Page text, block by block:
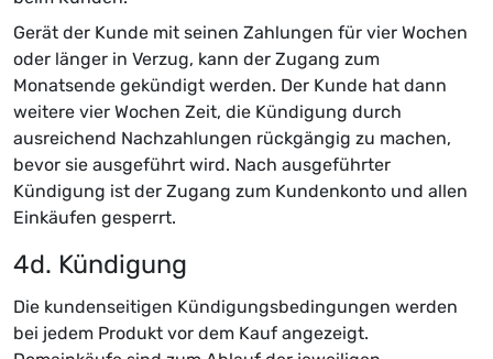
Gerät der Kunde mit seinen Zahlungen für vier Wochen
oder länger in Verzug, kann der Zugang zum
Monatsende gekündigt werden. Der Kunde hat dann
weitere vier Wochen Zeit, die Kündigung durch
ausreichend Nachzahlungen rückgängig zu machen,
bevor sie ausgeführt wird. Nach ausgeführter
Kündigung ist der Zugang zum Kundenkonto und allen
Einkäufen gesperrt.
4d. Kündigung
Die kundenseitigen Kündigungsbedingungen werden
bei jedem Produkt vor dem Kauf angezeigt.